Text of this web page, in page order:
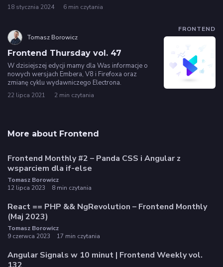
18 stycznia 2024 6 min czytania
FRONTEND
Tomasz Borowicz
Frontend Thursday vol. 47
W dzisiejszej edycji mamy dla Was informacje o
nowych wersjach Embera, V8 i Firefoxa oraz
zmianę cyklu wydawniczego Electrona.
22 lipca 2021 2 min czytania
More about Frontend
Frontend Monthly #2 – Panda CSS i Angular z
wsparciem dla if-else
Tomasz Borowicz
12 lipca 2023
8 min czytania
React == PHP && NgRevolution – Frontend Monthly
(Maj 2023)
Tomasz Borowicz
9 czerwca 2023
17 min czytania
Angular Signals w 10 minut | Frontend Weekly vol.